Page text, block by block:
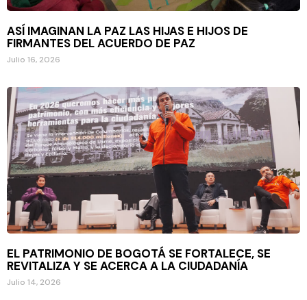
ASÍ IMAGINAN LA PAZ LAS HIJAS E HIJOS DE
FIRMANTES DEL ACUERDO DE PAZ
Julio 16, 2026
EL PATRIMONIO DE BOGOTÁ SE FORTALECE, SE
REVITALIZA Y SE ACERCA A LA CIUDADANÍA
Julio 14, 2026